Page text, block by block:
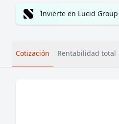
Invierte en Lucid
Cotización Rentabilidad total